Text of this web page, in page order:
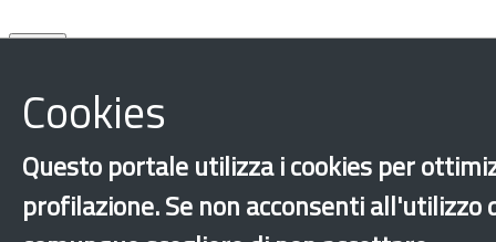
Cookies
Questo portale utilizza i cookies per
profilazione. Se non acconsenti